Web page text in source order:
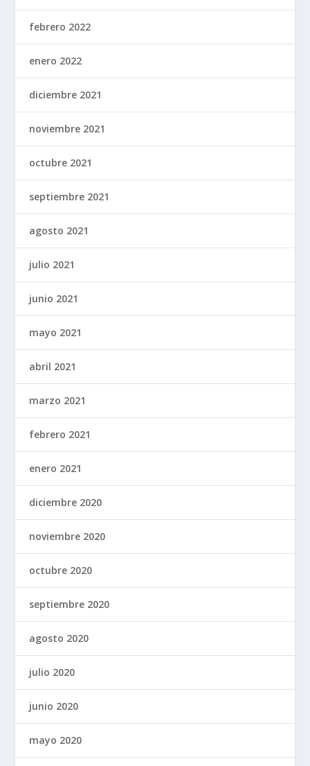
febrero 2022
enero 2022
diciembre 2021
noviembre 2021
octubre 2021
septiembre 2021
agosto 2021
julio 2021
junio 2021
mayo 2021
abril 2021
marzo 2021
febrero 2021
enero 2021
diciembre 2020
noviembre 2020
octubre 2020
septiembre 2020
agosto 2020
julio 2020
junio 2020
mayo 2020